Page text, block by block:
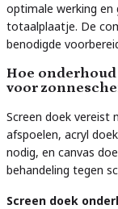
optimale werking
totaalplaatje. De
benodigde
Hoe
voor
Screen doek vereist
afspoelen, acryl
nodig, en canvas
behandeling tegen
Screen doek